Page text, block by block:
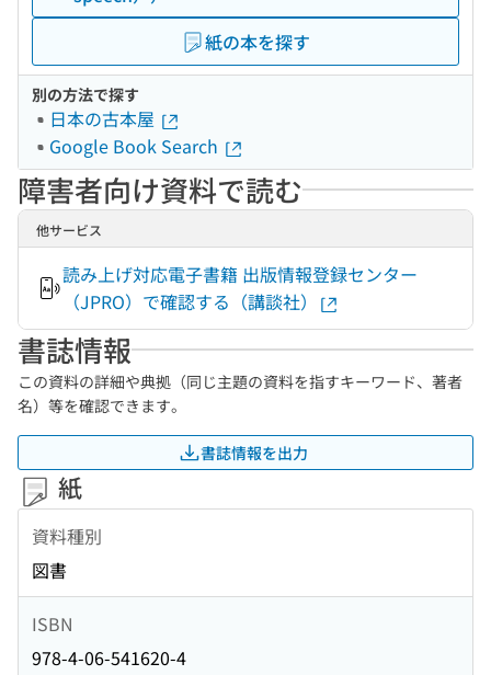
紙の本を探す
別の方法で探す
日本の古本屋
Google Book Search
障害者向け資料で読む
他サービス
読み上げ対応電子書籍 出版情報登録センター
（JPRO）で確認する（講談社）
書誌情報
この資料の詳細や典拠（同じ主題の資料を指すキーワード、著者
名）等を確認できます。
書誌情報を出力
紙
資料種別
図書
ISBN
978-4-06-541620-4